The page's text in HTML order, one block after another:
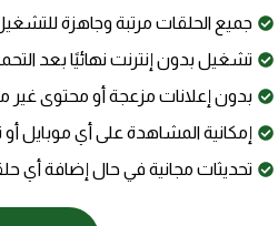
جميع الحلقات مرتبة وجاهزة
تشغيل بدون إنترنت نهائيًا بعد
بدون إعلانات مزعجة أو محتوى
إمكانية المشاهدة على أي موبايل أو
تحديثات مجانية في حال إضافة أي